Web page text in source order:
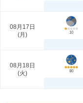
08月17日
(月 ) 10
08月18日
(火) 80